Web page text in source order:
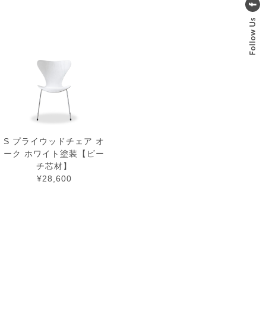
S プライウッドチェア オ
ーク ホワイト塗装【ビー
チ芯材】
¥28,600